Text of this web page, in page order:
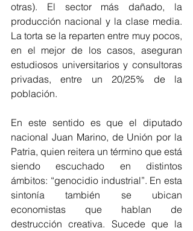
otras). El sector más dañado, la
producción nacional y la clase media.
La torta se la reparten entre muy pocos,
en el mejor de los casos, aseguran
estudiosos universitarios y consultoras
privadas, entre un 20/25% de la
población.
En este sentido es que el diputado
nacional Juan Marino, de Unión por la
Patria, quien reitera un término que está
siendo escuchado en distintos
ámbitos: “genocidio industrial”. En esta
sintonía también se ubican
economistas que hablan de
destrucción creativa. Sucede que la